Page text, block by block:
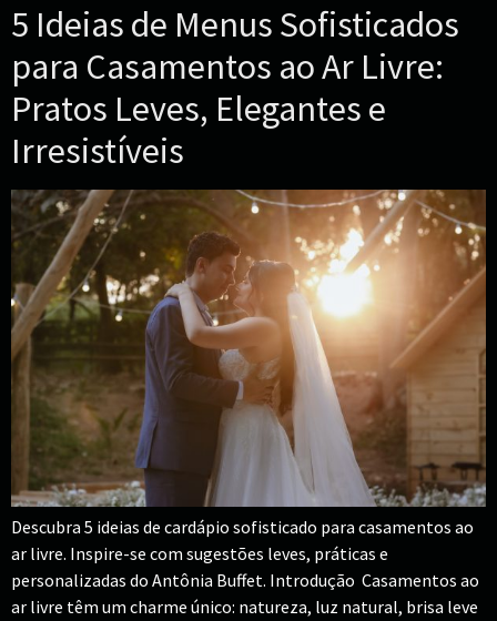
5 Ideias de Menus Sofisticados
para Casamentos ao Ar Livre:
Pratos Leves, Elegantes e
Irresistíveis
Descubra 5 ideias de cardápio sofisticado para casamentos ao
ar livre. Inspire-se com sugestões leves, práticas e
personalizadas do Antônia Buffet. Introdução Casamentos ao
ar livre têm um charme único: natureza, luz natural, brisa leve